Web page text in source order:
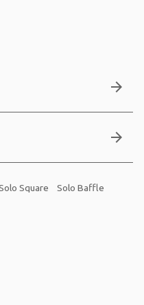
arrow_forward
arrow_forward
Square Solo Baffle